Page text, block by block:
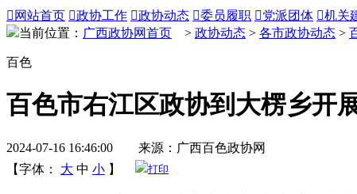
 网站首页 政协工作 政协动态 委员履职 党派团体 机关
当前位置： 广西政协网首页 > 政协动态 > 各市政协动态 >
百色
百色市右江区政协到大楞乡开
2024-07-16 16:46:00 来源：广西百色政协网
【字体：
大 中 小 】 打印